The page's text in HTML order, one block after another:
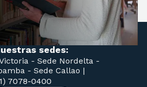
sedes:
- Sede Nordelta -
- Sede Callao |
7078-0400